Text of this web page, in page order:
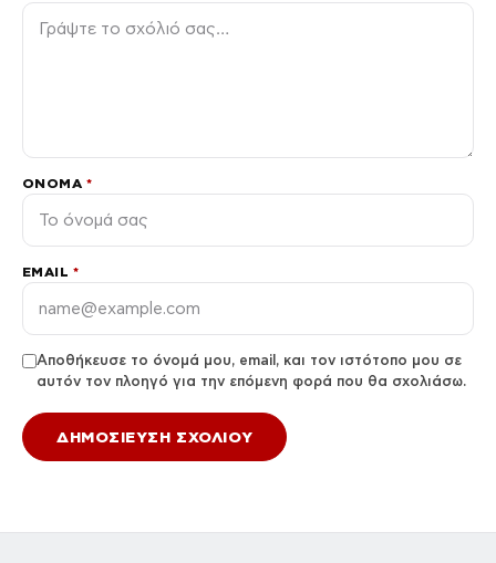
ΌΝΟΜΑ *
EMAIL *
Αποθήκευσε το όνομά μου, email, και τον ιστότοπο μου σε
αυτόν τον πλοηγό για την επόμενη φορά που θα σχολιάσω.